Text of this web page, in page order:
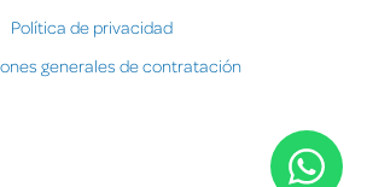
Política de privacidad
generales de contratación